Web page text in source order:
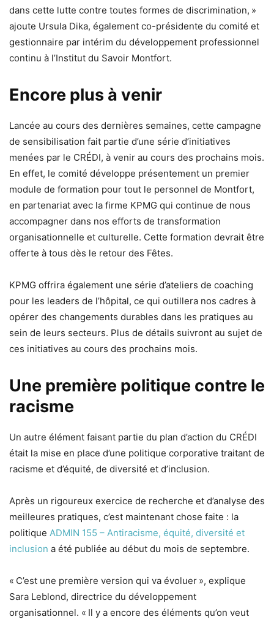
dans cette lutte contre toutes formes de discrimination, »
ajoute Ursula Dika, également co-présidente du comité et
gestionnaire par intérim du développement professionnel
continu à l’Institut du Savoir Montfort.
Encore plus à venir
Lancée au cours des dernières semaines, cette campagne
de sensibilisation fait partie d’une série d’initiatives
menées par le CRÉDI, à venir au cours des prochains mois.
En effet, le comité développe présentement un premier
module de formation pour tout le personnel de Montfort,
en partenariat avec la firme KPMG qui continue de nous
accompagner dans nos efforts de transformation
organisationnelle et culturelle. Cette formation devrait être
offerte à tous dès le retour des Fêtes.
KPMG offrira également une série d’ateliers de coaching
pour les leaders de l’hôpital, ce qui outillera nos cadres à
opérer des changements durables dans les pratiques au
sein de leurs secteurs. Plus de détails suivront au sujet de
ces initiatives au cours des prochains mois.
Une première politique contre le
racisme
Un autre élément faisant partie du plan d’action du CRÉDI
était la mise en place d’une politique corporative traitant de
racisme et d’équité, de diversité et d’inclusion.
Après un rigoureux exercice de recherche et d’analyse des
meilleures pratiques, c’est maintenant chose faite : la
politique ADMIN 155 – Antiracisme, équité, diversité et
inclusion a été publiée au début du mois de septembre.
« C’est une première version qui va évoluer », explique
Sara Leblond, directrice du développement
organisationnel. « Il y a encore des éléments qu’on veut